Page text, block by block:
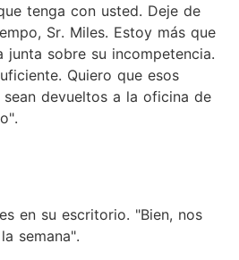
tenga con usted. Deje de
Sr. Miles. Estoy más que
sobre su incompetencia.
Quiero que esos
devueltos a la oficina de
en su escritorio. "Bien, nos
semana".